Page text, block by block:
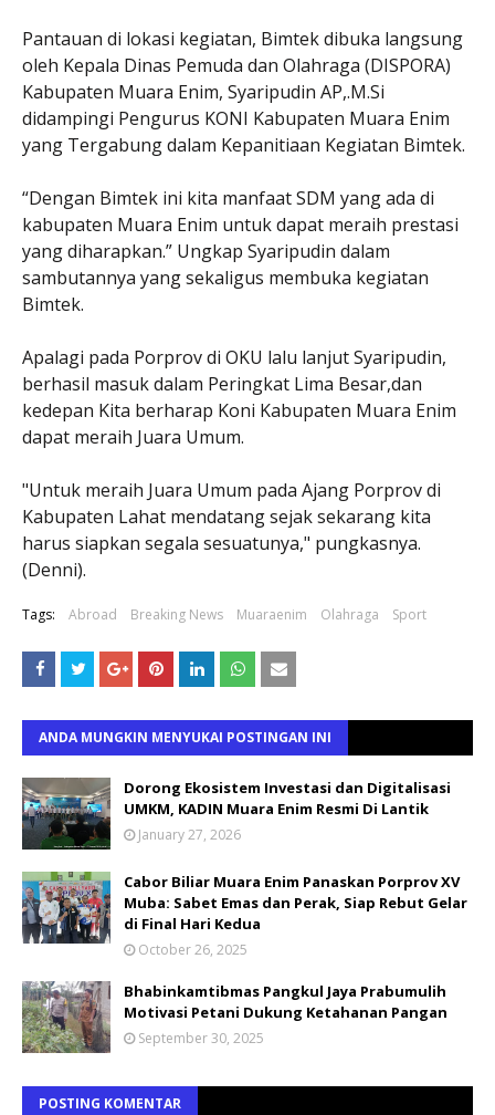
Pantauan di lokasi kegiatan, Bimtek dibuka langsung
oleh Kepala Dinas Pemuda dan Olahraga (DISPORA)
Kabupaten Muara Enim, Syaripudin AP,.M.Si
didampingi Pengurus KONI Kabupaten Muara Enim
yang Tergabung dalam Kepanitiaan Kegiatan Bimtek.
“Dengan Bimtek ini kita manfaat SDM yang ada di
kabupaten Muara Enim untuk dapat meraih prestasi
yang diharapkan.” Ungkap Syaripudin dalam
sambutannya yang sekaligus membuka kegiatan
Bimtek.
Apalagi pada Porprov di OKU lalu lanjut Syaripudin,
berhasil masuk dalam Peringkat Lima Besar,dan
kedepan Kita berharap Koni Kabupaten Muara Enim
dapat meraih Juara Umum.
"Untuk meraih Juara Umum pada Ajang Porprov di
Kabupaten Lahat mendatang sejak sekarang kita
harus siapkan segala sesuatunya," pungkasnya.
(Denni).
Tags: Abroad Breaking News Muaraenim Olahraga Sport
ANDA MUNGKIN MENYUKAI POSTINGAN INI
Dorong Ekosistem Investasi dan Digitalisasi
UMKM, KADIN Muara Enim Resmi Di Lantik
January 27, 2026
Cabor Biliar Muara Enim Panaskan Porprov XV
Muba: Sabet Emas dan Perak, Siap Rebut Gelar
di Final Hari Kedua
October 26, 2025
Bhabinkamtibmas Pangkul Jaya Prabumulih
Motivasi Petani Dukung Ketahanan Pangan
September 30, 2025
POSTING KOMENTAR